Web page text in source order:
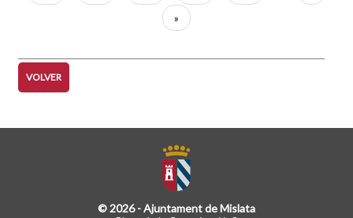
actual
página
Última
página
»
VOLVER
© 2026 - Ajuntament de Mislata